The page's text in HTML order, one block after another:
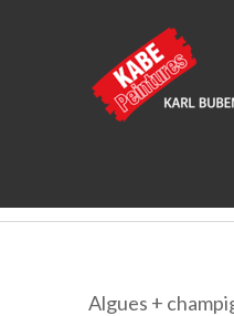
Algues +